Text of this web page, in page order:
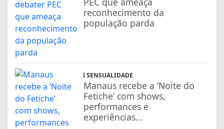
reconhecimento da
população parda
SENSUALIDADE
Manaus recebe a ‘Noite do
Fetiche’ com shows,
performances e
experiências...